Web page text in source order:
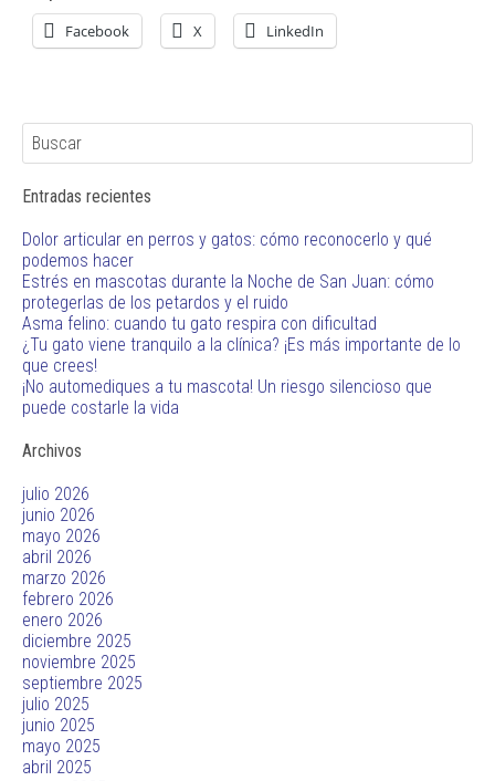
Facebook X LinkedIn
Entradas recientes
Dolor articular en perros y gatos: cómo reconocerlo y qué
podemos hacer
Estrés en mascotas durante la Noche de San Juan: cómo
protegerlas de los petardos y el ruido
Asma felino: cuando tu gato respira con dificultad
¿Tu gato viene tranquilo a la clínica? ¡Es más importante de lo
que crees!
¡No automediques a tu mascota! Un riesgo silencioso que
puede costarle la vida
Archivos
julio 2026
junio 2026
mayo 2026
abril 2026
marzo 2026
febrero 2026
enero 2026
diciembre 2025
noviembre 2025
septiembre 2025
julio 2025
junio 2025
mayo 2025
abril 2025